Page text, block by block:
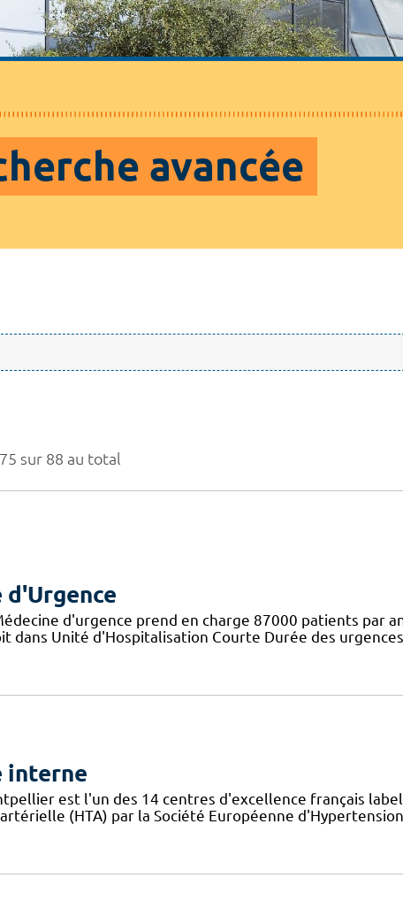
avancée
sur 88 au total
d'Urgence
d'urgence prend en charge 87000 patients par
dans Unité d'Hospitalisation Courte Durée des
interne
est l'un des 14 centres d'excellence français
(HTA) par la Société Européenne